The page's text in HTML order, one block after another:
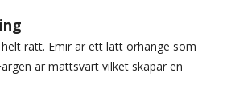
rätt. Emir är ett lätt örhänge som
är mattsvart vilket skapar en